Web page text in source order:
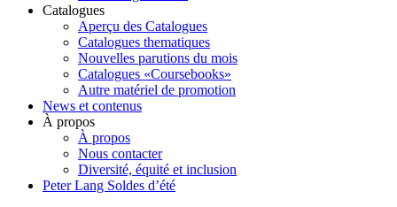
Catalogues
Aperçu des Catalogues
Catalogues thematiques
Nouvelles parutions du mois
Catalogues «Coursebooks»
Autre matériel de promotion
News et contenus
À propos
À propos
Nous contacter
Diversité, équité et inclusion
Peter Lang Soldes d’été